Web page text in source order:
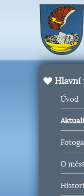
Hlavní
Úvod
O